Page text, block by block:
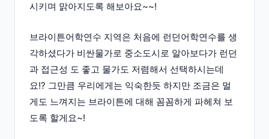
시키며 맑아지도록 해보아요~~!
브라이튼어학연수 지역은 처음에 런던어학연수를 생
각하셨다가 비싼물가로 중소도시로 알아보다가 런던
과 접근성 도 좋고 물가도 저렴해서 선택하시는데
요!? 그만큼 우리에게는 익숙한듯 하지만 조금은 멀
게도 느껴지는 브라이튼에 대해 꼼꼼하게 파헤쳐 보
도록 할게요~!